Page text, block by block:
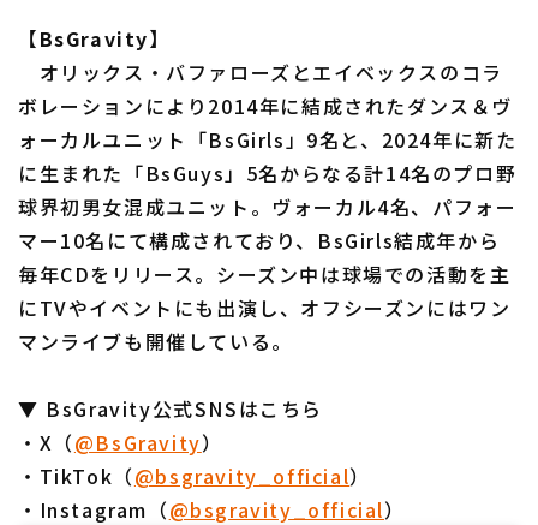
【BsGravity】
オリックス・バファローズとエイベックスのコラ
ボレーションにより2014年に結成されたダンス＆ヴ
ォーカルユニット「BsGirls」9名と、2024年に新た
に生まれた「BsGuys」5名からなる計14名のプロ野
球界初男女混成ユニット。ヴォーカル4名、パフォー
マー10名にて構成されており、BsGirls結成年から
毎年CDをリリース。シーズン中は球場での活動を主
にTVやイベントにも出演し、オフシーズンにはワン
マンライブも開催している。
▼ BsGravity公式SNSはこちら
・X（@BsGravity）
・TikTok（@bsgravity_official）
・Instagram（@bsgravity_official）